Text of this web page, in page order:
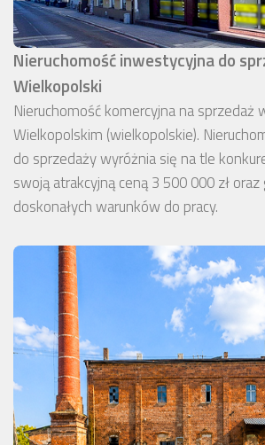
Nieruchomość inwestycyjna do
Wielkopolski
Nieruchomość komercyjna na sprzedaż
Wielkopolskim (wielkopolskie).
do sprzedaży wyróżnia się na tle
swoją atrakcyjną ceną 3 500 000 zł oraz
doskonałych warunków do pracy.